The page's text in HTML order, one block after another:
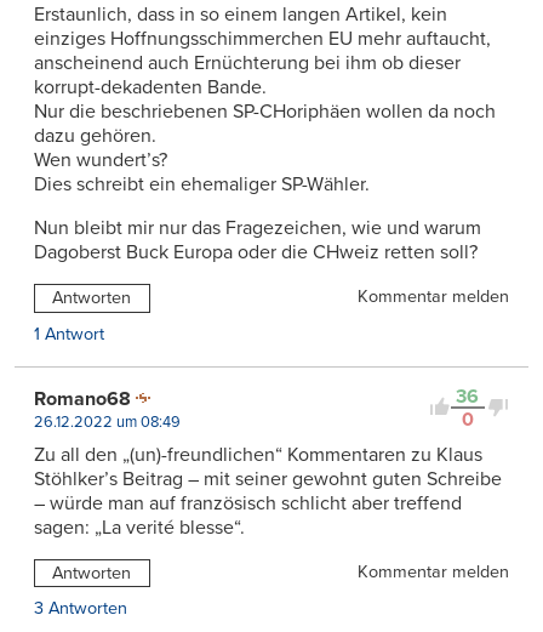
Erstaunlich, dass in so einem langen Artikel, kein
einziges Hoffnungsschimmerchen EU mehr auftaucht,
anscheinend auch Ernüchterung bei ihm ob dieser
korrupt-dekadenten Bande.
Nur die beschriebenen SP-CHoriphäen wollen da noch
dazu gehören.
Wen wundert’s?
Dies schreibt ein ehemaliger SP-Wähler.
Nun bleibt mir nur das Fragezeichen, wie und warum
Dagoberst Buck Europa oder die CHweiz retten soll?
Antworten
Kommentar melden
1 Antwort
36
0
Romano68
26.12.2022 um 08:49
Zu all den „(un)-freundlichen“ Kommentaren zu Klaus
Stöhlker’s Beitrag – mit seiner gewohnt guten Schreibe
– würde man auf französisch schlicht aber treffend
sagen: „La verité blesse“.
Antworten
Kommentar melden
3 Antworten